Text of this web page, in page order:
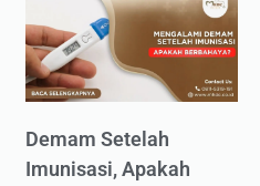
Demam Setelah
Imunisasi, Apakah